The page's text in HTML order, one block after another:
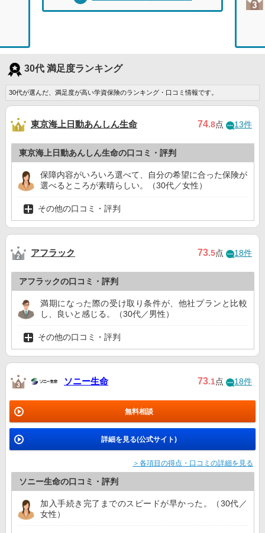
30代 満足度ランキング
30代が選んだ、満足度が高い学資保険のランキング・口コミ情報です。
東京海上日動あんしん生命 74.8点 13件
東京海上日動あんしん生命の口コミ・評判
保障内容がいろいろ選べて、自分の希望に合った保険が
選べるところが素晴らしい。（30代／女性）
その他の口コミ・評判
アフラック 73.5点 18件
アフラックの口コミ・評判
満期になった際の受け取り条件が、他社プランと比較
し、良いと感じる。（30代／男性）
その他の口コミ・評判
ソニー生命 73.1点 18件
無料相談
詳細を見る(公式サイト)
＞各項目の得点・口コミの詳細を見る
ソニー生命の口コミ・評判
加入手続き完了までのスピードが早かった。（30代／
女性）